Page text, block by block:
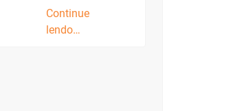
Continue
lendo…